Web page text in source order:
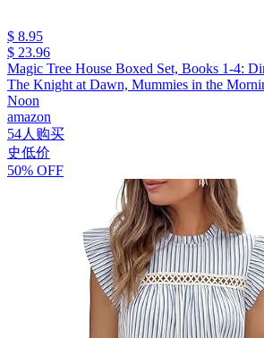
$ 8.95
$ 23.96
Magic Tree House Boxed Set, Books 1-4:
The Knight at Dawn, Mummies in the
Noon
amazon
54人购买
史低价
50% OFF